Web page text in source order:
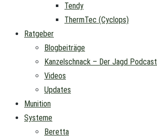
Tendy
ThermTec (Cyclops)
Ratgeber
Blogbeiträge
Kanzelschnack – Der Jagd Podcast
Videos
Updates
Munition
Systeme
Beretta